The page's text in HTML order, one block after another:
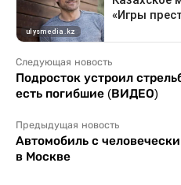
Следующая новость
Подросток устроил
есть погибшие (ВИДЕО)
Предыдущая новость
Автомобиль с
в Москве